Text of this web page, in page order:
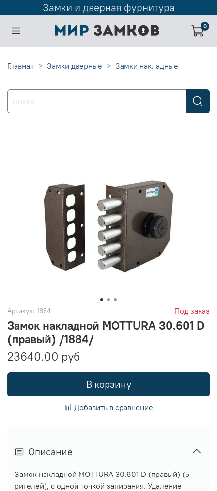
Замки и дверная фурнитура
0
Главная Замки дверные Замки накладные
Артикул: 1884 Под заказ
Замок накладной MOTTURA 30.601 D
(правый) /1884/
23640.00 руб
В корзину
Добавить в сравнение
Описание
Замок накладной MOTTURA 30.601 D (правый) (5
ригелей), с одной точкой запирания. Удаление